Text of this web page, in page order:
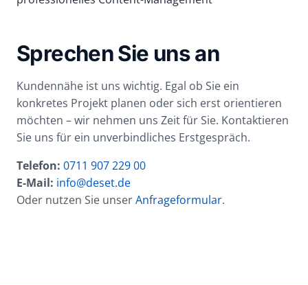
Sprechen Sie uns an
Kundennähe ist uns wichtig. Egal ob Sie ein
konkretes Projekt planen oder sich erst orientieren
möchten – wir nehmen uns Zeit für Sie. Kontaktieren
Sie uns für ein unverbindliches Erstgespräch.
Telefon: 0711 907 229 00
E-Mail: info@deset.de
Oder nutzen Sie unserAnfrageformular.